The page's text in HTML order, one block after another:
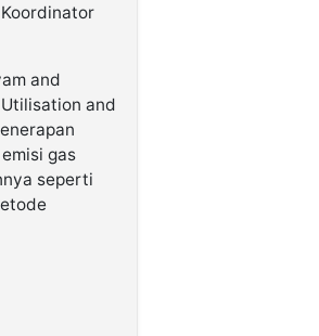
and
and
gas
seperti